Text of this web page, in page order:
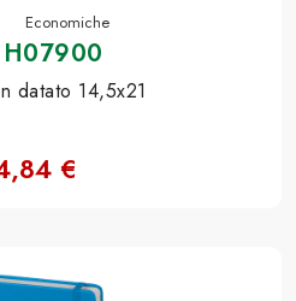
Economiche
datato 14,5x21
€